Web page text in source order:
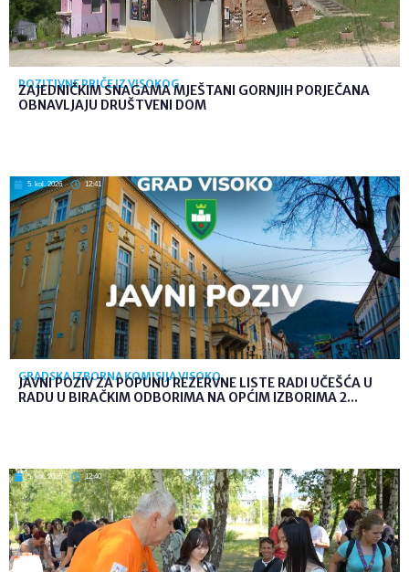
POZITIVNE PRIČE IZ VISOKOG
ZAJEDNIČKIM SNAGAMA MJEŠTANI GORNJIH PORJEČANA
OBNAVLJAJU DRUŠTVENI DOM
5. kol. 2026 12:41
GRADSKA IZBORNA KOMISIJA VISOKO
JAVNI POZIV ZA POPUNU REZERVNE LISTE RADI UČEŠĆA U
RADU U BIRAČKIM ODBORIMA NA OPĆIM IZBORIMA 2...
5. kol. 2026 12:40